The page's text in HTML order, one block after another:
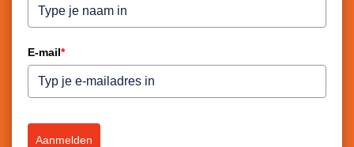
Heerlijke natuurlijke
E-mail*
Aanmelden